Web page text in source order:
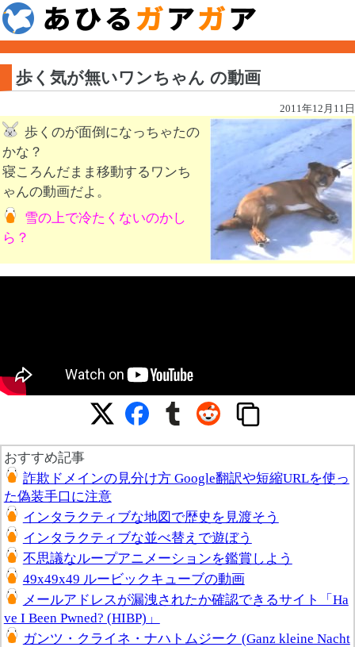
歩く気が無いワンちゃん の動画
2011年12月11日
歩くのが面倒になっちゃたの
かな？
寝ころんだまま移動するワンち
ゃんの動画だよ。
雪の上で冷たくないのかし
ら？
おすすめ記事
詐欺ドメインの見分け方 Google翻訳や短縮URLを使っ
た偽装手口に注意
インタラクティブな地図で歴史を見渡そう
インタラクティブな並べ替えで遊ぼう
不思議なループアニメーションを鑑賞しよう
49x49x49 ルービックキューブの動画
メールアドレスが漏洩されたか確認できるサイト「Ha
ve I Been Pwned? (HIBP)」
ガンツ・クライネ・ナハトムジーク (Ganz kleine Nacht